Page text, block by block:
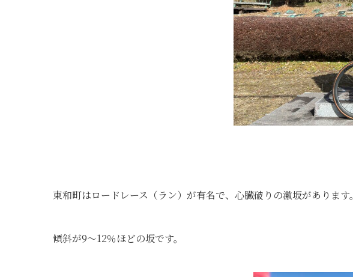
東和町はロードレース（ラン）が有名で、心臓破りの激坂があります。
傾斜が9～12％ほどの坂です。